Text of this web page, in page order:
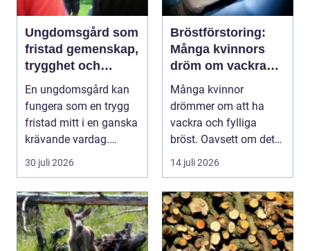
Ungdomsgård som
fristad gemenskap,
trygghet och
växande
En ungdomsgård kan
fungera som en trygg
fristad mitt i en ganska
krävande vardag.
Skola, sociala med...
30 juli 2026
Bröstförstoring:
Många kvinnors
dröm om vackra
bröst
Många kvinnor
drömmer om att ha
vackra och fylliga
bröst. Oavsett om det
är f&o...
14 juli 2026